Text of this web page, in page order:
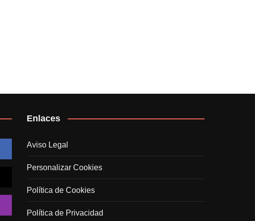
Enlaces
Aviso Legal
Personalizar Cookies
Política de Cookies
Política de Privacidad